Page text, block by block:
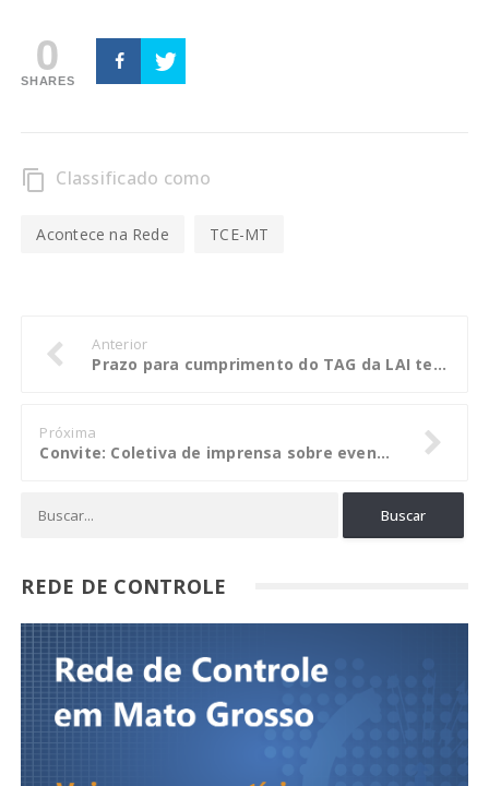
0
SHARES
content_copy Classificado como
Acontece na Rede TCE-MT
Anterior
Prazo para cumprimento do TAG da LAI termina este mês e prefeitura de Cáceres se antecipa
Próxima
Convite: Coletiva de imprensa sobre eventos do Grupo de Trabalho Anticorrupção do G20
REDE DE CONTROLE